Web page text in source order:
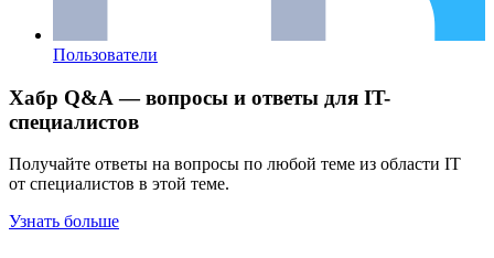
Пользователи
Хабр Q&A — вопросы и ответы для IT-
специалистов
Получайте ответы на вопросы по любой теме из области IT
от специалистов в этой теме.
Узнать больше